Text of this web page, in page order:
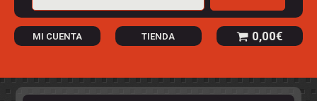
MI CUENTA TIENDA 0,00€